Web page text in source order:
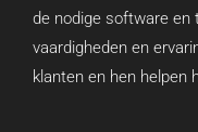
de nodige software en
vaardigheden en
klanten en hen helpen